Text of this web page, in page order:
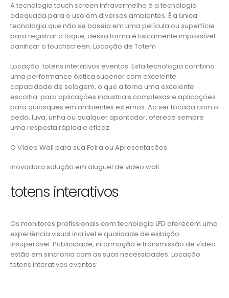
A tecnologia touch screen infravermelho é a tecnologia
adequada para o uso em diversos ambientes. É a única
tecnologia que não se baseia em uma película ou superfície
para registrar o toque, dessa forma é fisicamente impossível
danificar o touchscreen. Locação de Totem
Locação totens interativos eventos: Esta tecnologia combina
uma performance óptica superior com excelente
capacidade de selagem, o que a torna uma excelente
escolha para aplicações industriais complexas e aplicações
para quiosques em ambientes externos. Ao ser tocada com o
dedo, luva, unha ou qualquer apontador, oferece sempre
uma resposta rápida e eficaz.
O Vídeo Wall para sua Feira ou Apresentações
Inovadora solução em aluguel de video wall.
totens interativos
Os monitores profissionais com tecnologia LFD oferecem uma
experiência visual incrível e qualidade de exibição
insuperável. Publicidade, informação e transmissão de vídeo
estão em sincronia com as suas necessidades. Locação
totens interativos eventos: